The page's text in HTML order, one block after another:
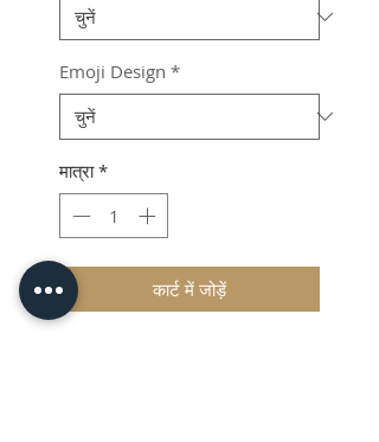
Emoji Design *
मात्रा *
कार्ट में जोड़ें